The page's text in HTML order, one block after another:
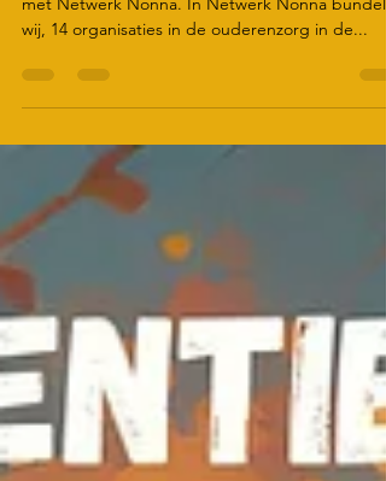
Het Odensehuis Animi Vivere werkt nauw samen
wij, 14 organisaties in de ouderenzorg in de...